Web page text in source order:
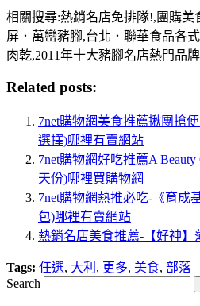
相關搜尋:熱銷名店免排隊!,團購美
屏．萬巒豬腳,台北．聯華食品各
肉乾,2011年十大豬腳名店熱門品牌
Related posts:
7net購物網美食推薦揪團搶
選擇)哪裡有賣網站
7net購物網好吃推薦A
天份)哪裡買購物網
7net購物網熱推必吃-《育成
包)哪裡有賣網站
熱銷名店美食推薦-【好神】
Tags: 任選, 大利 , 更多, 美食, 部落
Search